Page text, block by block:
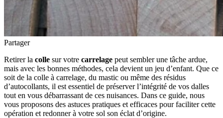
Partager
Retirer la colle sur votre carrelage peut sembler une tâche ardue,
mais avec les bonnes méthodes, cela devient un jeu d’enfant. Que ce
soit de la colle à carrelage, du mastic ou même des résidus
d’autocollants, il est essentiel de préserver l’intégrité de vos dalles
tout en vous débarrassant de ces nuisances. Dans ce guide, nous
vous proposons des astuces pratiques et efficaces pour faciliter cette
opération et redonner à votre sol son éclat d’origine.